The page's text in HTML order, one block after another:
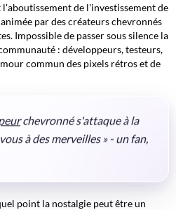
de l'investissement de
par des créateurs chevronnés
Impossible de passer sous silence la
: développeurs, testeurs,
commun des pixels rétros et de
chevronné s'attaque à la
à des merveilles » - un fan,
point la nostalgie peut être un